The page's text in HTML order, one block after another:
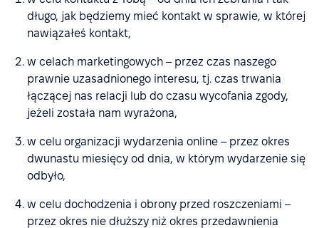
długo, jak będziemy mieć kontakt w sprawie, w której
nawiązałeś kontakt,
w celach marketingowych – przez czas naszego
prawnie uzasadnionego interesu, tj. czas trwania
łączącej nas relacji lub do czasu wycofania zgody,
jeżeli została nam wyrażona,
w celu organizacji wydarzenia online – przez okres
dwunastu miesięcy od dnia, w którym wydarzenie się
odbyło,
w celu dochodzenia i obrony przed roszczeniami –
przez okres nie dłuższy niż okres przedawnienia